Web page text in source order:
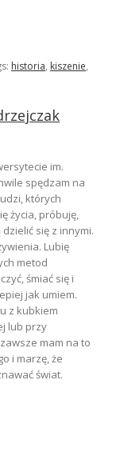
historia, kiszenie,
im.
spędzam na
których
życia, próbuję,
się z innymi.
Lubię
metod
śmiać się i
jak umiem.
z kubkiem
lub przy
mam na to
i marzę, że
świat.